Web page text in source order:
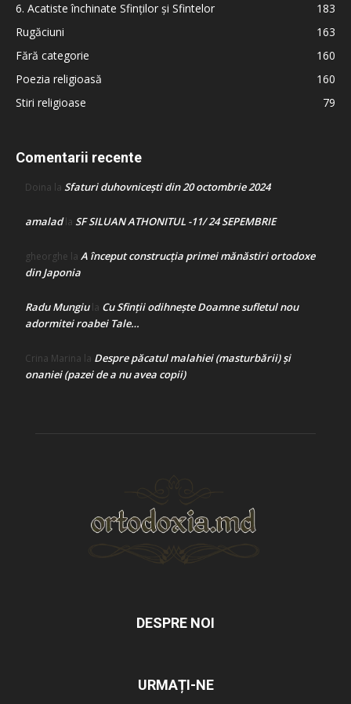
6. Acatiste închinate Sfinților și Sfintelor
183
Rugăciuni
163
Fără categorie
160
Poezia religioasă
160
Stiri religioase
79
Comentarii recente
Doina la Sfaturi duhovnicești din 20 octombrie 2024
amaladla SF SILUAN ATHONITUL -11/ 24 SEPEMBRIE
gheorghe la A început construcţia primei mănăstiri ortodoxe
din Japonia
Radu Mungiula Cu Sfinții odihnește Doamne sufletul nou
adormitei roabei Tale…
Crina Marina la Despre păcatul malahiei (masturbării) şi
onaniei (pazei de a nu avea copii)
DESPRE NOI
URMAȚI-NE